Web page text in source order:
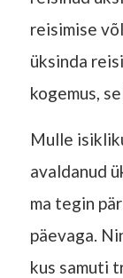
reisimise
üksinda
kogemus,
Mulle
avaldanud
ma tegin
päevaga.
kus samuti